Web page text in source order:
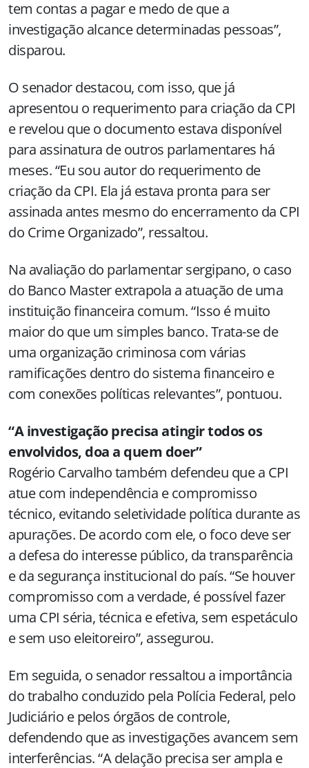
tem contas a pagar e medo de que a
investigação alcance determinadas pessoas”,
disparou.
O senador destacou, com isso, que já
apresentou o requerimento para criação da CPI
e revelou que o documento estava disponível
para assinatura de outros parlamentares há
meses. “Eu sou autor do requerimento de
criação da CPI. Ela já estava pronta para ser
assinada antes mesmo do encerramento da CPI
do Crime Organizado”, ressaltou.
Na avaliação do parlamentar sergipano, o caso
do Banco Master extrapola a atuação de uma
instituição financeira comum. “Isso é muito
maior do que um simples banco. Trata-se de
uma organização criminosa com várias
ramificações dentro do sistema financeiro e
com conexões políticas relevantes”, pontuou.
“A investigação precisa atingir todos os
envolvidos, doa a quem doer”
Rogério Carvalho também defendeu que a CPI
atue com independência e compromisso
técnico, evitando seletividade política durante as
apurações. De acordo com ele, o foco deve ser
a defesa do interesse público, da transparência
e da segurança institucional do país. “Se houver
compromisso com a verdade, é possível fazer
uma CPI séria, técnica e efetiva, sem espetáculo
e sem uso eleitoreiro”, assegurou.
Em seguida, o senador ressaltou a importância
do trabalho conduzido pela Polícia Federal, pelo
Judiciário e pelos órgãos de controle,
defendendo que as investigações avancem sem
interferências. “A delação precisa ser ampla e